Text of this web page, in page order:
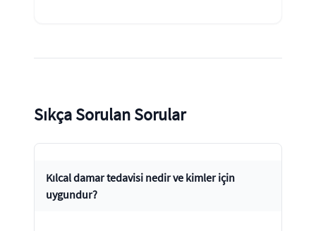
Sıkça Sorulan Sorular
Kılcal damar tedavisi nedir ve kimler için
uygundur?